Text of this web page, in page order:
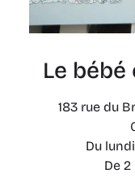
Le
183 rue du
Du
De